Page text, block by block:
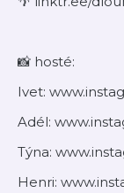
📸 hosté:
Ivet:
Adél:
Týna:
Henri: